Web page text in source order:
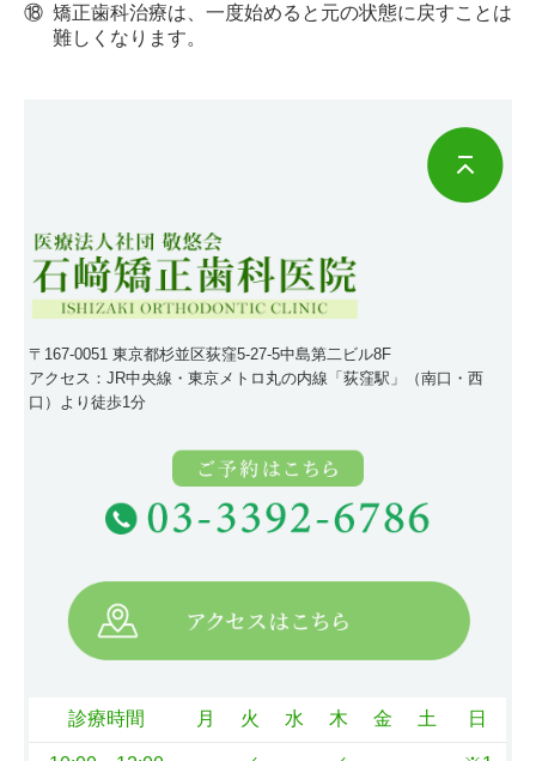
⑱ 矯正歯科治療は、一度始めると元の状態に戻すことは
難しくなります。
〒167-0051 東京都杉並区荻窪5-27-5中島第二ビル8F
アクセス：JR中央線・東京メトロ丸の内線「荻窪駅」（南口・西
口）より徒歩1分
診療時間 月 火 水 木 金 土 日